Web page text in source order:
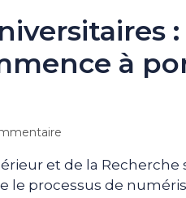
:
à
et de la Recherche
le processus de